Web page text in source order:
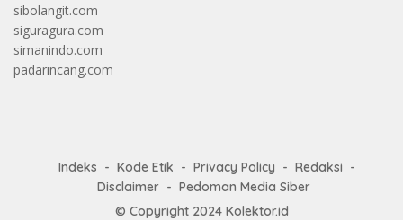
sibolangit.com
siguragura.com
simanindo.com
padarincang.com
Indeks Kode Etik Privacy Policy
Redaksi
Disclaimer
Pedoman Media Siber
© Copyright 2024 Kolektor.id